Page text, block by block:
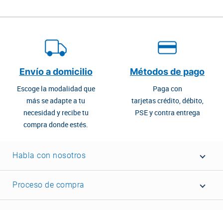
Envío a domicilio
Escoge la modalidad que
más se adapte a tu
necesidad y recibe tu
compra donde estés.
Métodos de pago
Paga con
tarjetas crédito, débito,
PSE y contra entrega
Habla con nosotros
Proceso de compra